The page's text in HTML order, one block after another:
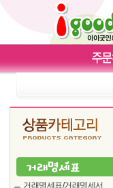
거래명세표/거래명세서